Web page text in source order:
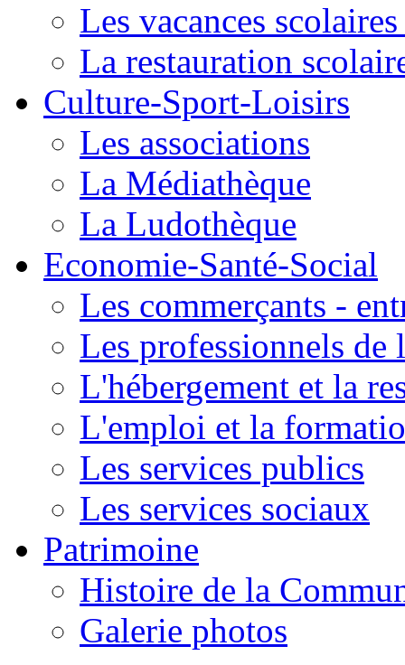
Les vacances
La restauration
Culture-Sport-Loisirs
Les associations
La Médiathèque
La Ludothèque
Economie-Santé-Social
Les commerçants -
Les professionnels de
L'hébergement et la
L'emploi et la
Les services publics
Les services sociaux
Patrimoine
Histoire de la
Galerie photos